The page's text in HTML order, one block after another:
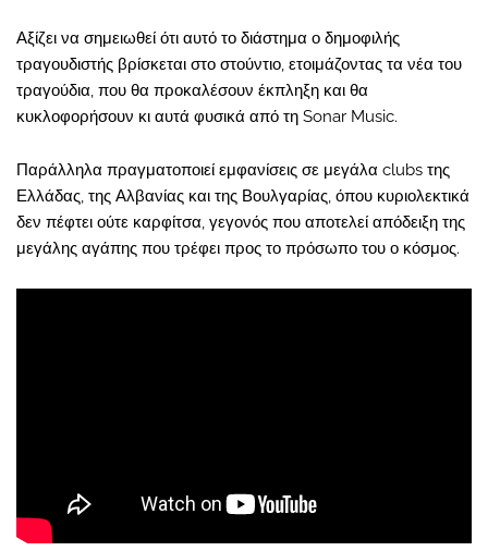
Αξίζει να σημειωθεί ότι αυτό το διάστημα ο δημοφιλής
τραγουδιστής βρίσκεται στο στούντιο, ετοιμάζοντας τα νέα του
τραγούδια, που θα προκαλέσουν έκπληξη και θα
κυκλοφορήσουν κι αυτά φυσικά από τη Sonar Music.
Παράλληλα πραγματοποιεί εμφανίσεις σε μεγάλα clubs της
Ελλάδας, της Αλβανίας και της Βουλγαρίας, όπου κυριολεκτικά
δεν πέφτει ούτε καρφίτσα, γεγονός που αποτελεί απόδειξη της
μεγάλης αγάπης που τρέφει προς το πρόσωπο του ο κόσμος.